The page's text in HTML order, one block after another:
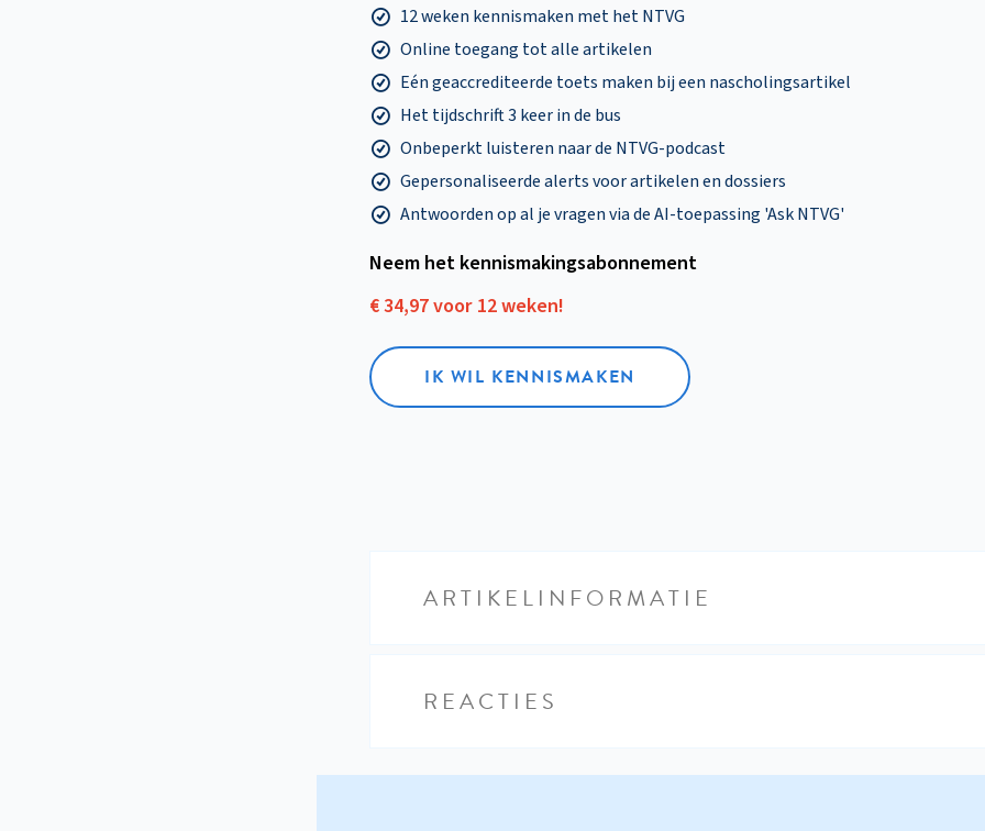
12 weken kennismaken met het NTVG
Online toegang tot alle artikelen
Eén geaccrediteerde toets maken bij een nascholingsartikel
Het tijdschrift 3 keer in de bus
Onbeperkt luisteren naar de NTVG-podcast
Gepersonaliseerde alerts voor artikelen en dossiers
Antwoorden op al je vragen via de AI-toepassing 'Ask NTVG'
Neem het kennismakings­abonnement
€ 34,97 voor 12 weken!
IK WIL KENNISMAKEN
ARTIKELINFORMATIE
REACTIES